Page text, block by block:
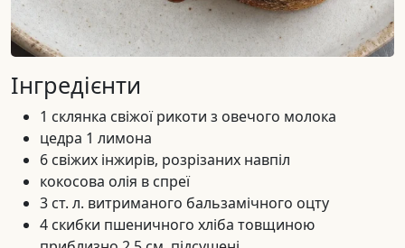
Інгредієнти
1 склянка свіжої рикоти з овечого молока
цедра 1 лимона
6 свіжих інжирів, розрізаних навпіл
кокосова олія в спреї
3 ст. л. витриманого бальзамічного оцту
4 скибки пшеничного хліба товщиною